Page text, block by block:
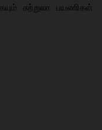
சுற்றுலா பயணிகள்